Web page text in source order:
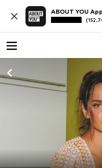
ABOUT YOU App